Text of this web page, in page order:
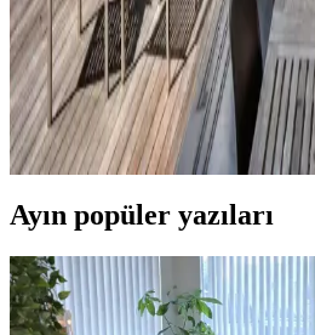
ve Mobilya Düzenlemeleriyle
Yöntemleri
Veranda dekorasyonunda bitkiler,
uyumlu kullanımı mekânı daha
seçimler verandanın atmosferini ve
Ayın popüler yazıları